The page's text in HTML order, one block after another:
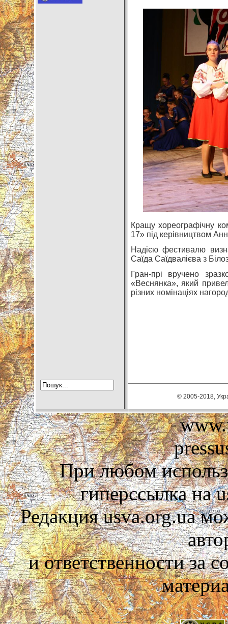
Кращу хореографічну
17» під керівництвом
Надією фестивалю
Саїда Саїдвалієва з
Гран-прі вручено
«Веснянка», який
різних номінаціях
© 2005-2018,
При любом
гиперссылка на
Редакция usva.org.ua
и ответственности за